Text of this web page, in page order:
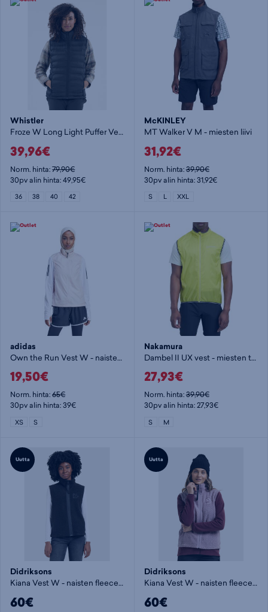
Whistler
Froze W Long Light Puffer Vest. - naisten toppaliivi
39,96€
Norm. hinta:79,90€
30pv alin hinta: 49,95€
36 38 40 42
McKINLEY
MT Walker V M - miesten liivi
31,92€
Norm. hinta:39,90€
30pv alin hinta: 31,92€
S L XXL
adidas
Own the Run Vest W - naisten tuuliliivi
19,50€
Norm. hinta:65€
30pv alin hinta: 39€
XS S
Nakamura
Dambel II UX vest - miesten tuuliliivi
27,93€
Norm. hinta:39,90€
30pv alin hinta: 27,93€
S M
Uutta
Didriksons
Kiana Vest W - naisten fleeceliivi
60€
Uutta
Didriksons
Kiana Vest W - naisten fleeceliivi
60€